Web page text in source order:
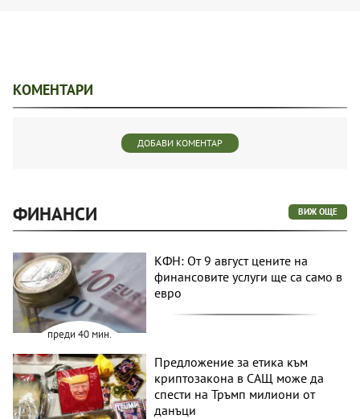
КОМЕНТАРИ
ДОБАВИ КОМЕНТАР
ФИНАНСИ ВИЖ ОЩЕ
преди 40 мин.
КФН: От 9 август цените на
финансовите услуги ще са само в
евро
Предложение за етика към
криптозакона в САЩ може да
спести на Тръмп милиони от
данъци